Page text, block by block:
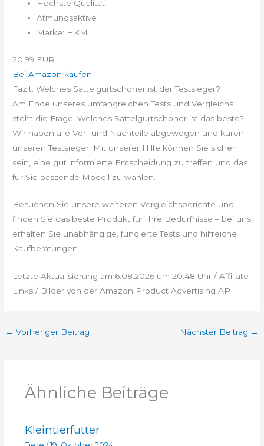
Höchste Qualität
Atmungsaktive
Marke: HKM
20,99 EUR
Bei Amazon kaufen
Fazit: Welches Sattelgurtschoner ist der Testsieger?
Am Ende unseres umfangreichen Tests und Vergleichs
steht die Frage: Welches Sattelgurtschoner ist das beste?
Wir haben alle Vor- und Nachteile abgewogen und küren
unseren Testsieger. Mit unserer Hilfe können Sie sicher
sein, eine gut informierte Entscheidung zu treffen und das
für Sie passende Modell zu wählen.
Besuchen Sie unsere weiteren Vergleichsberichte und
finden Sie das beste Produkt für Ihre Bedürfnisse – bei uns
erhalten Sie unabhängige, fundierte Tests und hilfreiche
Kaufberatungen.
Letzte Aktualisierung am 6.08.2026 um 20:48 Uhr / Affiliate
Links / Bilder von der Amazon Product Advertising API
← Vorheriger Beitrag Nächster Beitrag →
Ähnliche Beiträge
Kleintierfutter